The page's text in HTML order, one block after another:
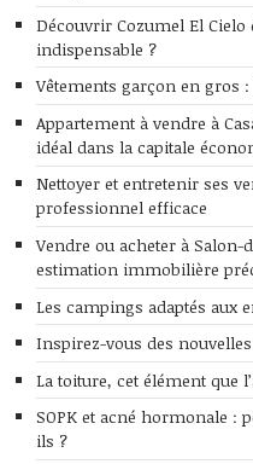
Découvrir Cozumel El Cielo
indispensable ?
Vêtements garçon en gros
Appartement à vendre à
idéal dans la capitale
Nettoyer et entretenir ses
professionnel efficace
Vendre ou acheter à
estimation immobilière
Les campings adaptés aux
Inspirez-vous des
La toiture, cet élément que
SOPK et acné hormonale :
ils ?